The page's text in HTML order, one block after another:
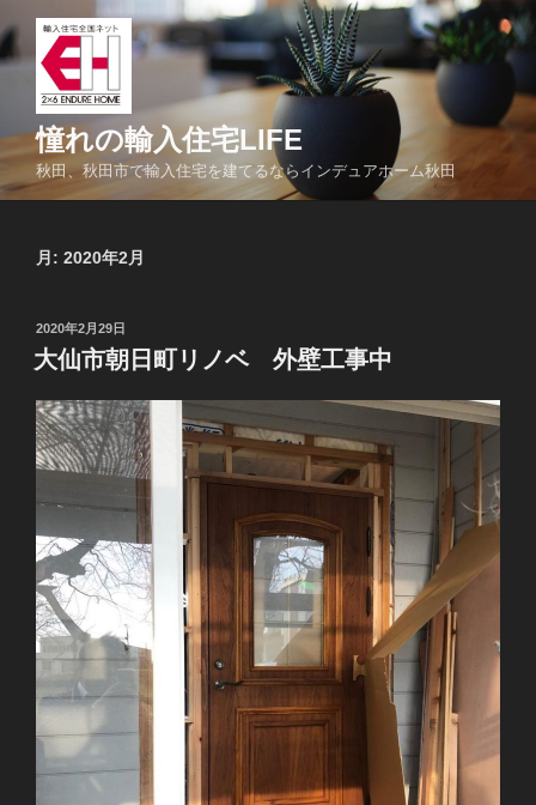
ン
テ
へ
ス
憧れの輸入住宅LIFE
秋田、秋田市で輸入住宅を建てるならインデュアホーム秋田
月: 2020年2月
投
稿
日:
2020年2月29日
大仙市朝日町リノベ 外壁工事中